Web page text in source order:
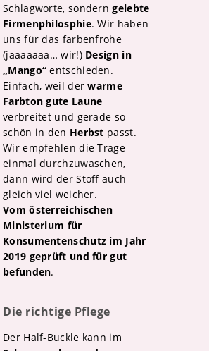
Schlagworte, sonderngelebte
Firmenphilosphie. Wir haben
uns für das farbenfrohe
(jaaaaaaa… wir!) Design in
„Mango“ entschieden.
Einfach, weil derwarme
Farbton gute Laune
verbreitet und gerade so
schön in den Herbst passt.
Wir empfehlen die Trage
einmal durchzuwaschen,
dann wird der Stoff auch
gleich viel weicher.
Vom österreichischen
Ministerium für
Konsumentenschutz im Jahr
2019 geprüft und für gut
befunden.
Die richtige Pflege
Der Half-Buckle kann im